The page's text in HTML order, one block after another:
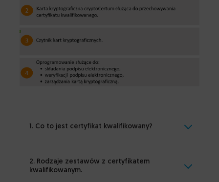
1. Co to jest certyfikat kwalifikowany?
2. Rodzaje zestawów z certyfikatem
kwalifikowanym.